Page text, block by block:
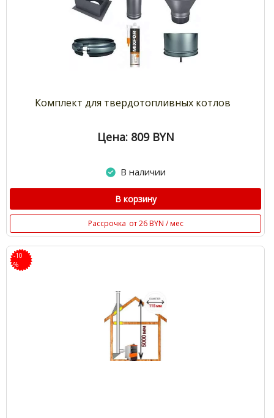
Комплект для твердотопливных котлов
Цена: 809 BYN
В наличии
В корзину
Рассрочка от 26 BYN / мес
-10
%